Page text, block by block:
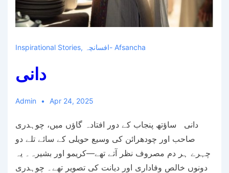
Inspirational Stories, افسانچہ- Afsancha
دانی
Admin Apr 24, 2025
دانی ساؤتھ پنجاب کے دور افتادہ گاؤں میں، چوہدری
صاحب اور چودھرائن کی وسیع حویلی کے سائے تلے دو
چہرے ہر دم مصروف نظر آتے تھے—کریمو اور بشیرہ۔ یہ
دونوں خالص وفاداری اور دیانت کی تصویر تھے۔ چوہدری